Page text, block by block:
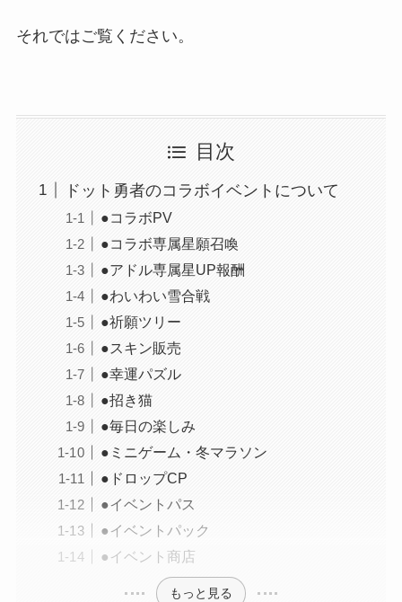
それではご覧ください。
目次
ドット勇者のコラボイベントについて
●コラボPV
●コラボ専属星願召喚
●アドル専属星UP報酬
●わいわい雪合戦
●祈願ツリー
●スキン販売
●幸運パズル
●招き猫
●毎日の楽しみ
●ミニゲーム・冬マラソン
●ドロップCP
●イベントパス
●イベントパック
●イベント商店
もっと見る